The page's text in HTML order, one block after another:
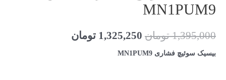
MN1PUM9
1,395,000 تومان 1,325,250 تومان
بیسیک سوئیچ فشاری MN1PUM9